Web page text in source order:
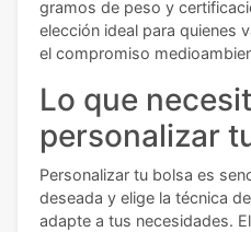
gramos de peso y
elección ideal para quienes
el compromiso
Lo que
personalizar
Personalizar tu bolsa es
deseada y elige la técnica
adapte a tus necesidades.